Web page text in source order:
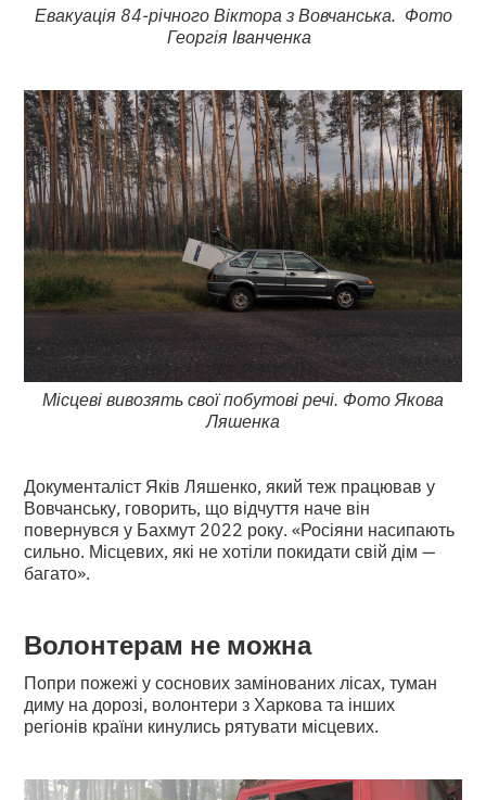
Евакуація 84-річного Віктора з Вовчанська. Фото
Георгія Іванченка
Місцеві вивозять свої побутові речі. Фото Якова
Ляшенка
Документаліст Яків Ляшенко, який теж працював у
Вовчанську, говорить, що відчуття наче він
повернувся у Бахмут 2022 року. «Росіяни насипають
сильно. Місцевих, які не хотіли покидати свій дім —
багато».
Волонтерам не можна
Попри пожежі у соснових замінованих лісах, туман
диму на дорозі, волонтери з Харкова та інших
регіонів країни кинулись рятувати місцевих.